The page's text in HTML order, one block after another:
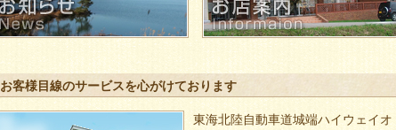
お客様目線のサービスを心がけております
東海北陸自動車道城端ハイウェイオ